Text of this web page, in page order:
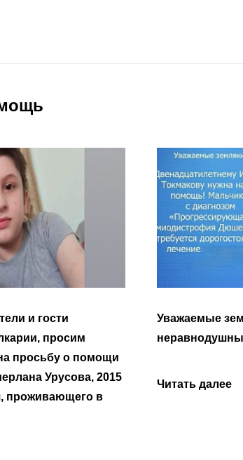
и все
граждане.
Читать далее